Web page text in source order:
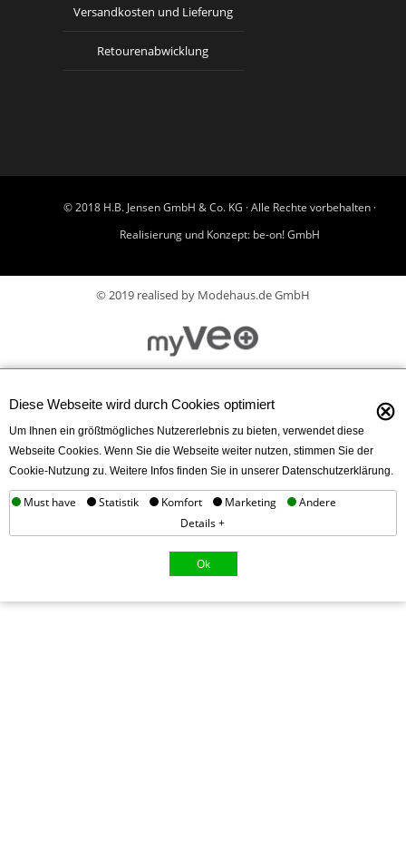
Versandkosten und Lieferung
Retourenabwicklung
© 2018 H.B. Jensen GmbH & Co. KG · Alle Rechte vorbehalten ·
Realisierung und Konzept: be-on! GmbH
© 2019 realised by Modehaus.de GmbH
Diese Webseite wird durch Cookies optimiert ⊗
Um Ihnen ein größtmögliches Nutzererlebnis zu bieten, verwendet diese
Webseite Cookies. Wenn Sie die Webseite weiter nutzen, stimmen Sie der
Cookie-Nutzung zu. Weitere Infos finden Sie in unserer Datenschutzerklärung.
Must have Statistik Komfort Marketing
Andere
Details +
Ok